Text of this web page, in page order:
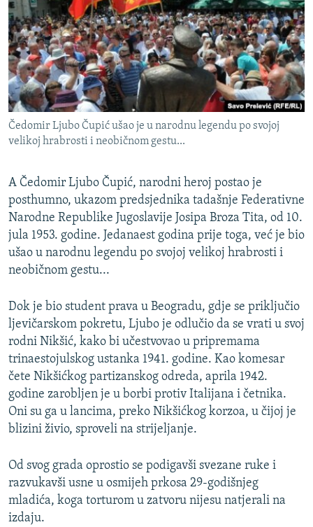
Čedomir Ljubo Čupić ušao je u narodnu legendu po svojoj
velikoj hrabrosti i neobičnom gestu...
A Čedomir Ljubo Čupić, narodni heroj postao je
posthumno, ukazom predsjednika tadašnje Federativne
Narodne Republike Jugoslavije Josipa Broza Tita, od 10.
jula 1953. godine. Jedanaest godina prije toga, već je bio
ušao u narodnu legendu po svojoj velikoj hrabrosti i
neobičnom gestu...
Dok je bio student prava u Beogradu, gdje se priključio
ljevičarskom pokretu, Ljubo je odlučio da se vrati u svoj
rodni Nikšić, kako bi učestvovao u pripremama
trinaestojulskog ustanka 1941. godine. Kao komesar
čete Nikšićkog partizanskog odreda, aprila 1942.
godine zarobljen je u borbi protiv Italijana i četnika.
Oni su ga u lancima, preko Nikšićkog korzoa, u čijoj je
blizini živio, sproveli na strijeljanje.
Od svog grada oprostio se podigavši svezane ruke i
razvukavši usne u osmijeh prkosa 29-godišnjeg
mladića, koga torturom u zatvoru nijesu natjerali na
izdaju.